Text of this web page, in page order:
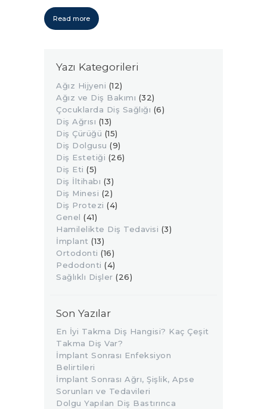
Read more
Yazı Kategorileri
Ağız Hijyeni (12)
Ağız ve Diş Bakımı (32)
Çocuklarda Diş Sağlığı (6)
Diş Ağrısı (13)
Diş Çürüğü (15)
Diş Dolgusu (9)
Diş Estetiği (26)
Diş Eti (5)
Diş İltihabı (3)
Diş Minesi (2)
Diş Protezi (4)
Genel (41)
Hamilelikte Diş Tedavisi (3)
İmplant (13)
Ortodonti (16)
Pedodonti (4)
Sağlıklı Dişler (26)
Son Yazılar
En İyi Takma Diş Hangisi? Kaç Çeşit
Takma Diş Var?
İmplant Sonrası Enfeksiyon
Belirtileri
İmplant Sonrası Ağrı, Şişlik, Apse
Sorunları ve Tedavileri
Dolgu Yapılan Diş Bastırınca